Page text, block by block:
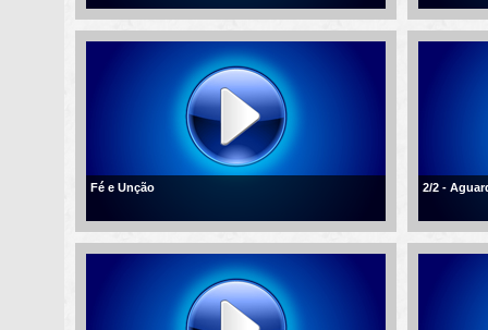
Fé e Unção 2/2 -